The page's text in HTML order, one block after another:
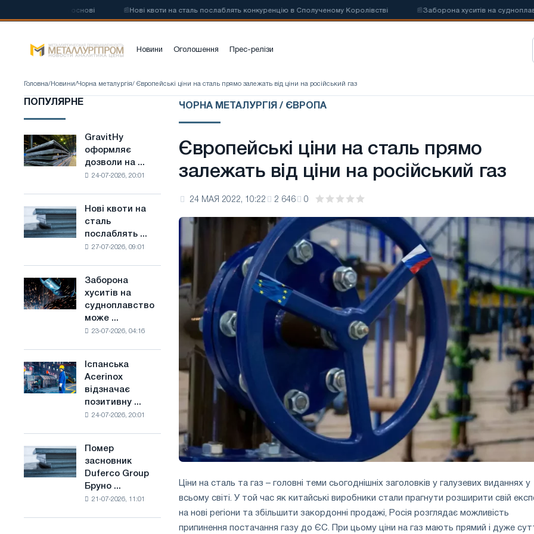
📰Нові квоти на сталь послаблять конкуренцію в Сполученому Королівстві 📰Заборона хуситів на судноплавство може
Новини Оголошення Прес-релізи
Головна/ Новини/Чорна металургія/ Європейські ціни на сталь прямо залежать від ціни на російський газ
ПОПУЛЯРНЕ
GravitHy
оформляє
дозволи
виробництва
на
основі
водню
у
GravitHy
оформляє
дозволи на ...
24-07-2026, 20:01
Нові
квоти
на
в
Сполученому
Нові квоти на
сталь
послаблять ...
27-07-2026, 09:01
Заборона
хуситів
на
судноплавство
Саудівської
сталі
Заборона
хуситів на
судноплавство
може ...
23-07-2026, 04:16
Іспанська
Acerinox
відзначає
півріччі
по
підтримці
Іспанська
Acerinox
відзначає
позитивну ...
24-07-2026, 20:01
Помер
засновник
Duferco
Помер
засновник
Duferco Group
Бруно ...
21-07-2026, 11:01
ЧОРНА МЕТАЛУРГІЯ / ЄВРОПА
Європейські ціни на сталь прямо
залежать від ціни на російський газ
24 МАЯ 2022, 10:22 2 646 0
Ціни на сталь та газ – головні теми сьогоднішніх заголовків у галузевих виданнях у
всьому світі. У той час як китайські виробники стали прагнути розширити свій
на нові регіони та збільшити закордонні продажі, Росія розглядає можливість
припинення постачання газу до ЄС. При цьому ціни на газ мають прямий і дуже